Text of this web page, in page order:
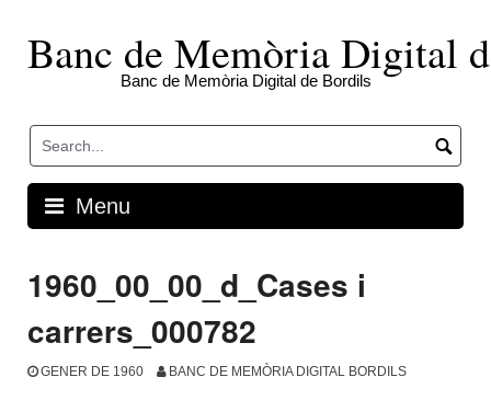
contentBanc de Memòria Digital
Banc de Memòria Digital de Bordils
Menu
1960_00_00_d_Cases i
carrers_000782
GENER DE 1960 BANC DE MEMÒRIA DIGITAL BORDILS